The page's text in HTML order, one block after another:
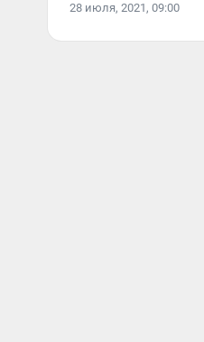
28 июля, 2021, 09:00